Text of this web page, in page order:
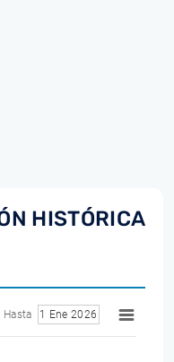
HISTÓRICA
Hasta 1 Ene 2026